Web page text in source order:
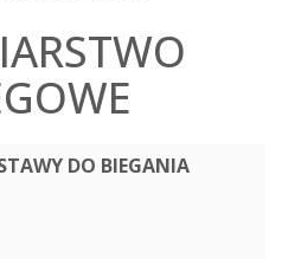
DO BIEGANIA